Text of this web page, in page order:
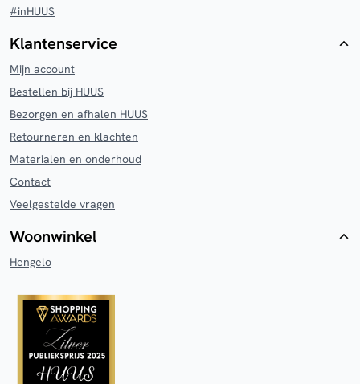
#inHUUS
Klantenservice
Mijn account
Bestellen bij HUUS
Bezorgen en afhalen HUUS
Retourneren en klachten
Materialen en onderhoud
Contact
Veelgestelde vragen
Woonwinkel
Hengelo